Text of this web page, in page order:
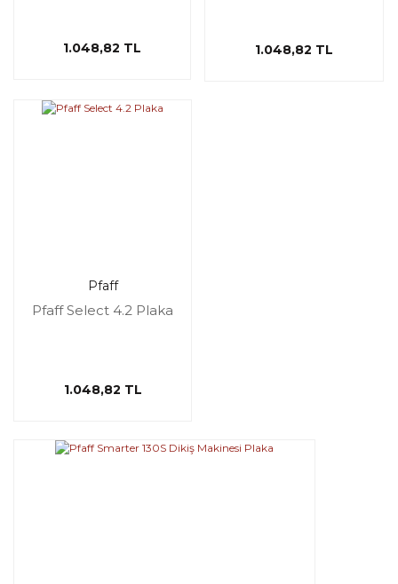
1.048,82 TL 1.048,82 TL
Pfaff
Pfaff Select 4.2 Plaka
1.048,82 TL